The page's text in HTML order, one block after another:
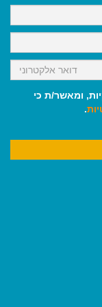
ומאשר/ת כי
.